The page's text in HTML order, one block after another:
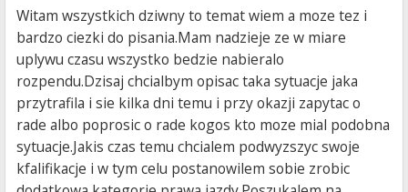
Witam wszystkich dziwny to temat wiem a moze tez i
bardzo ciezki do pisania.Mam nadzieje ze w miare
uplywu czasu wszystko bedzie nabieralo
rozpendu.Dzisaj chcialbym opisac taka sytuacje jaka
przytrafila i sie kilka dni temu i przy okazji zapytac o
rade albo poprosic o rade kogos kto moze mial podobna
sytuacje.Jakis czas temu chcialem podwyzszyc swoje
kfalifikacje i w tym celu postanowilem sobie zrobic